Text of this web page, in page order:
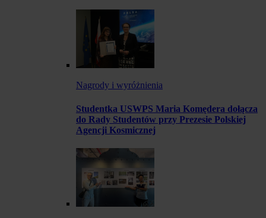
Nagrody i wyróżnienia
Studentka USWPS Maria Komędera dołącza
do Rady Studentów przy Prezesie Polskiej
Agencji Kosmicznej